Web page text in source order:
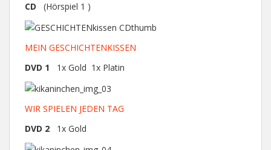
CD (Hörspiel 1 )
MEIN GESCHICHTENKISSEN
DVD 1 1x Gold 1x Platin
WIR SPIELEN JEDEN TAG
DVD 2 1x Gold